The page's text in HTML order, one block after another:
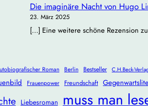
Die imaginäre Nacht von Hugo
23. März 2025
[…] Eine weitere schöne Rezension
Roman Berlin Bestseller C.H.Beck-
Frauenpower Freundschaft
Liebesroman muss man